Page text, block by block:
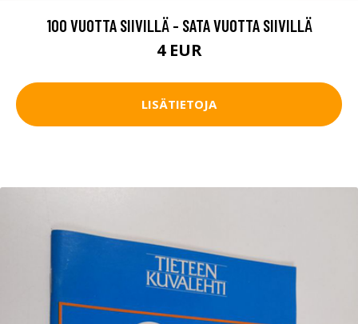
100 VUOTTA SIIVILLÄ - SATA VUOTTA SIIVILLÄ
4 EUR
LISÄTIETOJA